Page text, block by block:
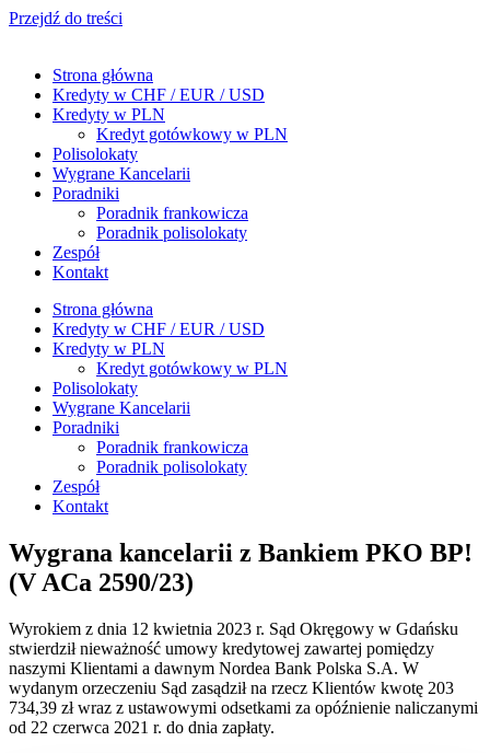
Przejdź do treści
Strona główna
Kredyty w CHF / EUR / USD
Kredyty w PLN
Kredyt gotówkowy w PLN
Polisolokaty
Wygrane Kancelarii
Poradniki
Poradnik frankowicza
Poradnik polisolokaty
Zespół
Kontakt
Strona główna
Kredyty w CHF / EUR / USD
Kredyty w PLN
Kredyt gotówkowy w PLN
Polisolokaty
Wygrane Kancelarii
Poradniki
Poradnik frankowicza
Poradnik polisolokaty
Zespół
Kontakt
Wygrana kancelarii z Bankiem PKO BP!
(V ACa 2590/23)
Wyrokiem z dnia 12 kwietnia 2023 r. Sąd Okręgowy w Gdańsku
stwierdził nieważność umowy kredytowej zawartej pomiędzy
naszymi Klientami a dawnym Nordea Bank Polska S.A. W
wydanym orzeczeniu Sąd zasądził na rzecz Klientów kwotę 203
734,39 zł wraz z ustawowymi odsetkami za opóźnienie naliczanymi
od 22 czerwca 2021 r. do dnia zapłaty.